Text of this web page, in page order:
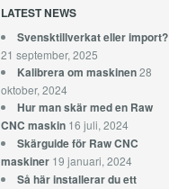
LATEST NEWS
Svensktillverkat eller import?
21 september, 2025
Kalibrera om maskinen28
oktober, 2024
Hur man skär med en Raw
CNC maskin 16 juli, 2024
Skärguide för Raw CNC
maskiner 19 januari, 2024
Så här installerar du ett